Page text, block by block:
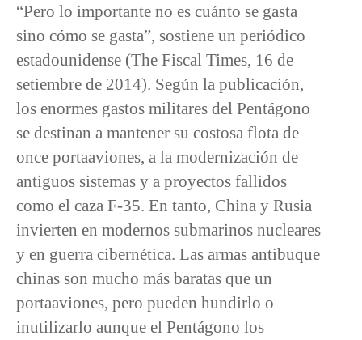
“Pero lo importante no es cuánto se gasta
sino cómo se gasta”, sostiene un periódico
estadounidense (The Fiscal Times, 16 de
setiembre de 2014). Según la publicación,
los enormes gastos militares del Pentágono
se destinan a mantener su costosa flota de
once portaaviones, a la modernización de
antiguos sistemas y a proyectos fallidos
como el caza F-35. En tanto, China y Rusia
invierten en modernos submarinos nucleares
y en guerra cibernética. Las armas antibuque
chinas son mucho más baratas que un
portaaviones, pero pueden hundirlo o
inutilizarlo aunque el Pentágono los